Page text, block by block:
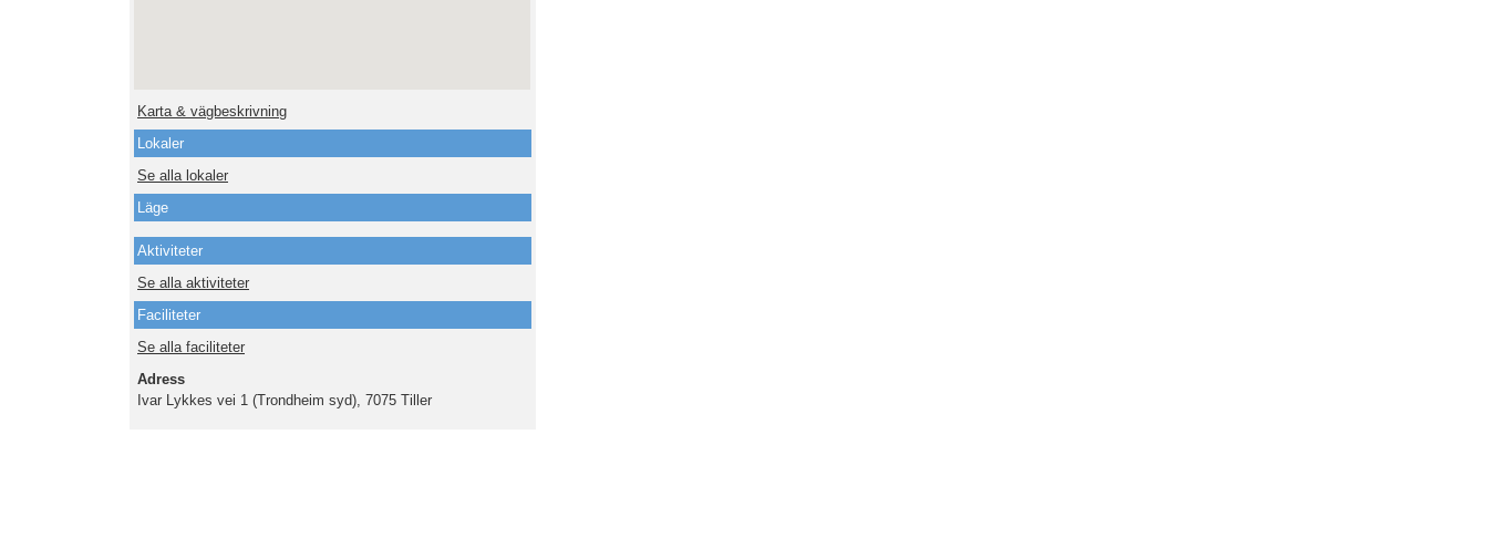
Karta & vägbeskrivning
Lokaler
Se alla lokaler
Läge
Aktiviteter
Se alla aktiviteter
Faciliteter
Se alla faciliteter
Adress
Ivar Lykkes vei 1 (Trondheim syd), 7075 Tiller